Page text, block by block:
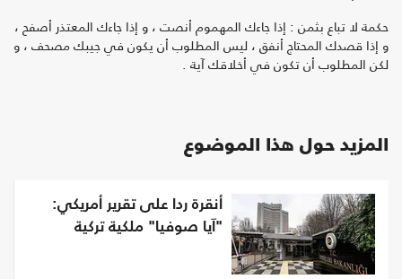
حكمة لا تباع بثمن : إذا جاءك المهموم أنصت ، و إذا جاءك المعتذر أصفح ،
و إذا قصدك المحتاج أنفق ، ليس المطلوب أن يكون في جيبك مصحف ، و
لكن المطلوب أن تكون في أخلاقك آية .
المزيد حول هذا الموضوع
أنقرة ردا على تقرير أمريكي:
"آيا صوفيا" ملكية تركية